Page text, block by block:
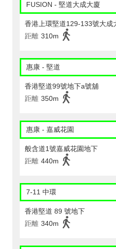
FUSION - 堅道大成大廈
香港上環堅道129-133號大成
距離 310m
惠康 - 堅道
香港堅道99號地下a號舖
距離 350m
惠康 - 嘉威花園
般含道1號嘉威花園地下
距離 440m
7-11 中環
香港堅道 89 號地下
距離 340m